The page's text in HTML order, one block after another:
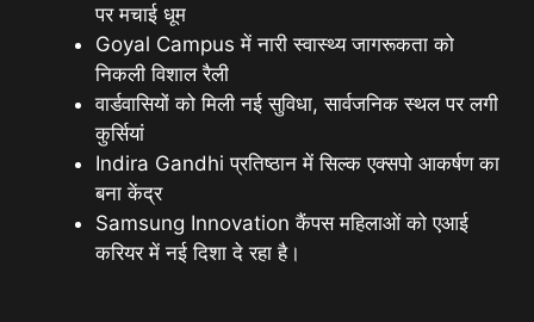
पर मचाई धूम
Goyal Campus में नारी स्वास्थ्य जागरूकता को
निकली विशाल रैली
वार्डवासियों को मिली नई सुविधा, सार्वजनिक स्थल पर लगी
कुर्सियां
Indira Gandhi प्रतिष्ठान में सिल्क एक्सपो आकर्षण का
बना केंद्र
Samsung Innovation कैंपस महिलाओं को एआई
करियर में नई दिशा दे रहा है।